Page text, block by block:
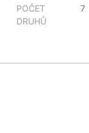
POČET
DRUHŮ
7